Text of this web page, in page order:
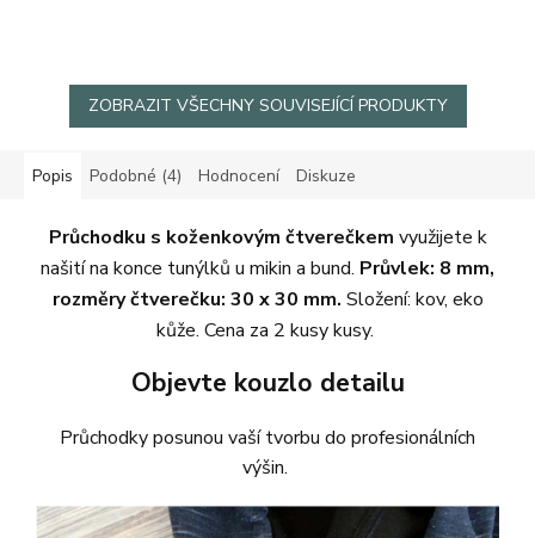
ZOBRAZIT VŠECHNY SOUVISEJÍCÍ PRODUKTY
Popis Podobné (4) Hodnocení Diskuze
Průchodku s koženkovým čtverečkem využijete k
našití na konce tunýlků u mikin a bund. Průvlek: 8 mm,
rozměry čtverečku: 30 x 30 mm. Složení: kov, eko
kůže. Cena za 2 kusy kusy.
Objevte kouzlo detailu
Průchodky posunou vaší tvorbu do profesionálních
výšin.